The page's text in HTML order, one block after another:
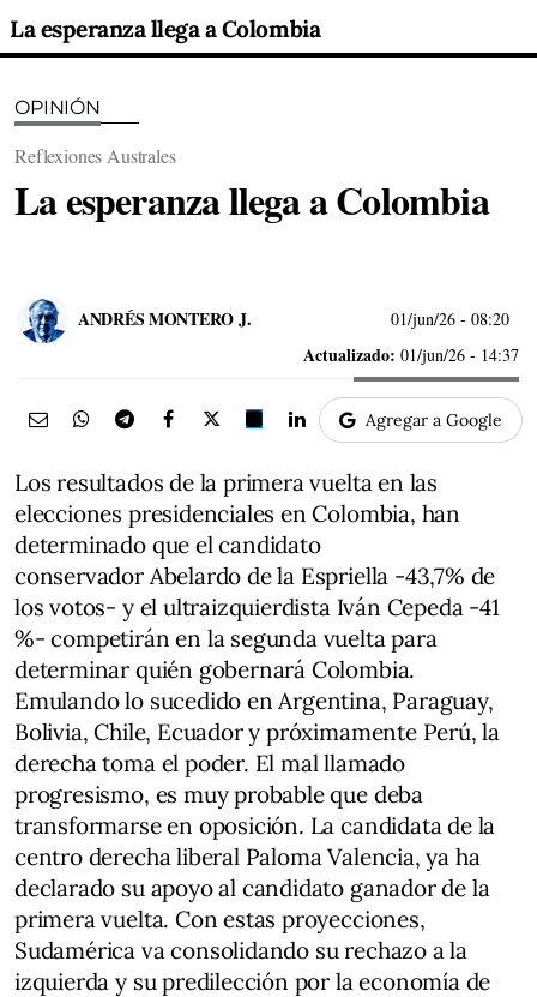
La esperanza llega a Colombia
OPINIÓN
Reflexiones Australes
La esperanza llega a Colombia
ANDRÉS MONTERO J. 01/jun/26 - 08:20
Actualizado: 01/jun/26 - 14:37
Agregar a Google
Los resultados de la primera vuelta en las
elecciones presidenciales en Colombia, han
determinado que el candidato
conservador Abelardo de la Espriella -43,7% de
los votos- y el ultraizquierdista Iván Cepeda -41
%- competirán en la segunda vuelta para
determinar quién gobernará Colombia.
Emulando lo sucedido en Argentina, Paraguay,
Bolivia, Chile, Ecuador y próximamente Perú, la
derecha toma el poder. El mal llamado
progresismo, es muy probable que deba
transformarse en oposición. La candidata de la
centro derecha liberal Paloma Valencia, ya ha
declarado su apoyo al candidato ganador de la
primera vuelta. Con estas proyecciones,
Sudamérica va consolidando su rechazo a la
izquierda y su predilección por la economía de